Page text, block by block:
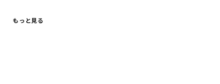
もっと見る